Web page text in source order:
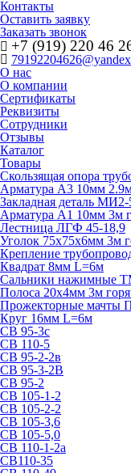
Контакты
Оставить заявку
Заказать звонок
+7 (919) 220 46
О нас
О компании
Сертификаты
Реквизиты
Сотрудники
Отзывы
Каталог
Товары
Скользящая опора
Арматура А3 10мм
Закладная деталь МИ2-
Арматура А1 10мм 3м
Лестница ЛГФ 45-18,9
Уголок 75х75х6мм 3м
Крепление
Квадрат 8мм L=6м
Сальники нажимные
Полоса 20х4мм 3м
Прожекторные мачты
Круг 16мм L=6м
СВ 95-3с
СВ 110-5
СВ 95-2-2в
СВ 95-3-2В
СВ 95-2
СВ 105-1-2
СВ 105-2-2
СВ 105-3,6
СВ 105-5,0
СВ 110-1-2а
СВ110-35